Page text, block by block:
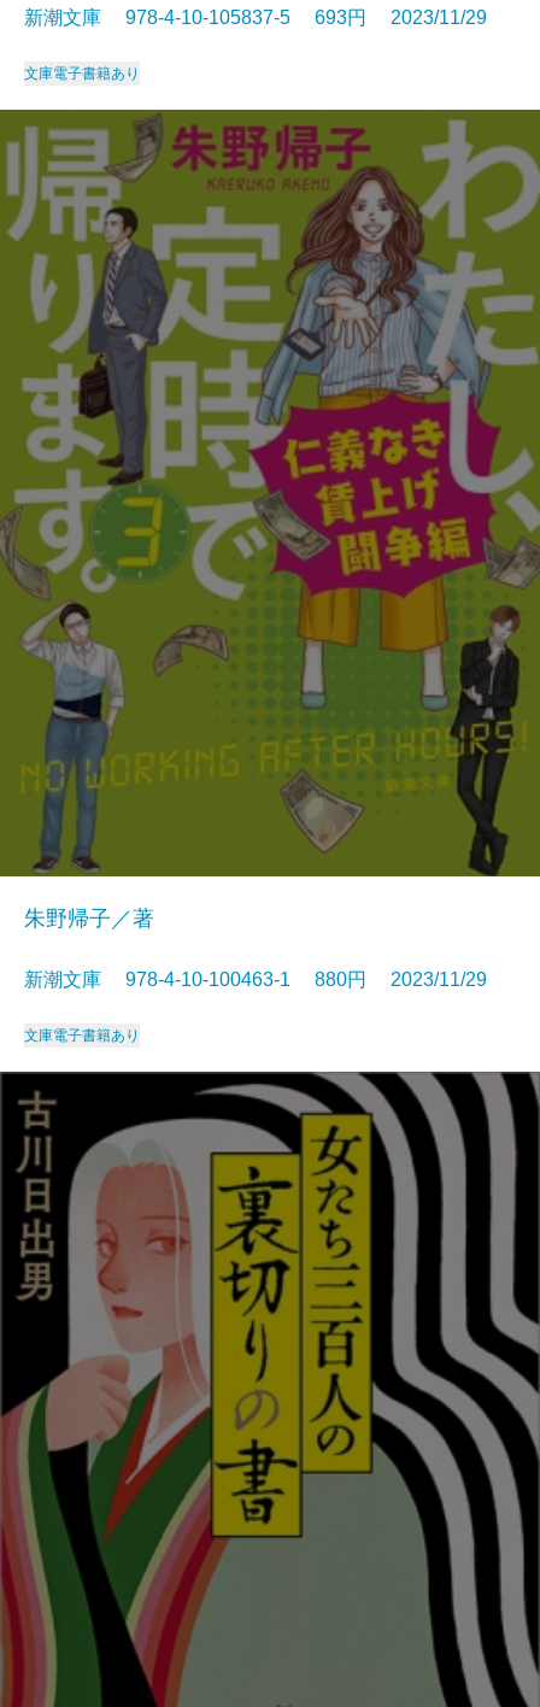
新潮文庫 978-4-10-105837-5 693円 2023/11/29
文庫電子書籍あり
朱野帰子／著
新潮文庫 978-4-10-100463-1 880円 2023/11/29
文庫電子書籍あり